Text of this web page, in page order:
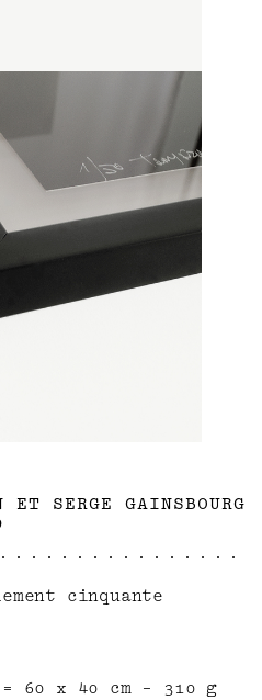
SERGE GAINSBOURG
cinquante
60 x 40 cm - 310 g